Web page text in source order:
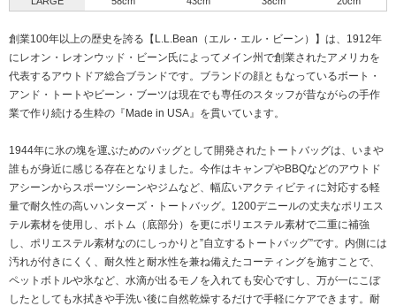
創業100年以上の歴史を誇る【L.L.Bean（エル・エル・ビーン）】は、1912年
にレオン・レオンウッド・ビーン氏によってメイン州で創業されたアメリカを
代表するアウトドア総合ブランドです。ブランドの顔ともなっているボート・
アンド・トートやビーン・ブーツは現在でも専任のスタッフが昔ながらの手作
業で作り続ける生粋の『Made in USA』を貫いています。
1944年に氷の塊を運ぶためのバッグとして開発されたトートバッグは、いまや
誰もが身近に感じる存在となりました。今作はキャンプやBBQなどのアウトド
アシーンからスポーツシーンやジムなど、幅広いアクティビティに対応する軽
量で耐久性の高いハンターズ・トートバッグ。1200デニールの丈夫なポリエス
テル素材を使用し、ボトム（底部分）を更にポリエステル素材で二重に補強
し、ポリエステル素材なのにしっかりと”自立するトートバッグ”です。内側には
汚れが付きにくく、耐久性と耐水性を兼ね備えたコーティングを施すことで、
ペットボトルや氷など、水滴が出るモノを入れても安心ですし、万が一にこぼ
したとしても水拭きや手洗い後に自然乾燥するだけで手軽にケアできます。耐